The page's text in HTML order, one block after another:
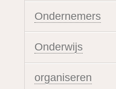
Ondernemers
Onderwijs
organiseren